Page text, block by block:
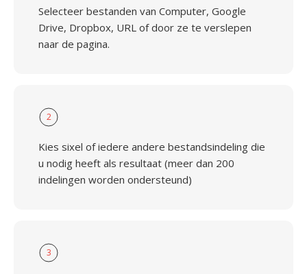
Selecteer bestanden van Computer, Google
Drive, Dropbox, URL of door ze te verslepen
naar de pagina.
2
Kies sixel of iedere andere bestandsindeling die
u nodig heeft als resultaat (meer dan 200
indelingen worden ondersteund)
3